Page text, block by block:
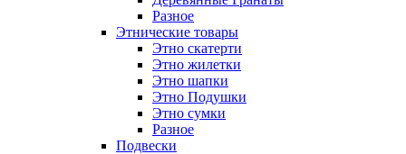
Разное
Этнические товары
Этно скатерти
Этно жилетки
Этно шапки
Этно Подушки
Этно сумки
Разное
Подвески